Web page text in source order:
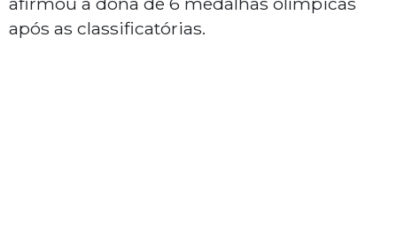
após as classificatórias.